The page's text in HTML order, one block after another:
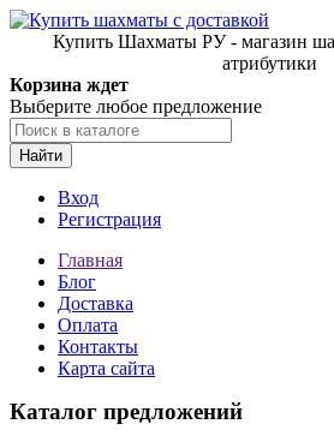
Купить Шахматы РУ - магазин
атрибутики
Корзина ждет
Выберите любое предложение
Найти
Вход
Регистрация
Главная
Блог
Доставка
Оплата
Контакты
Карта сайта
Каталог предложений